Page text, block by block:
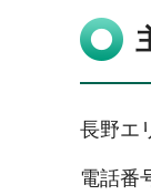
長野エ
電話番